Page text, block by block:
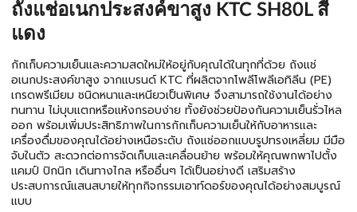
ถังแช่อเนกประสงค์ขาสูง KTC SH80L สี
แดง
กักเก็บความเย็นและความสดใหม่ให้อยู่กับคุณได้ในทุกที่ด้วย ถังแช่
อเนกประสงค์ขาสูง จากแบรนด์ KTC ที่ผลิตจากโพลีโพลีเอทิลีน (PE)
เกรดพรีเมียม ชนิดหนาและเหนียวเป็นพิเศษ จึงสามารถใช้งานได้อย่าง
ทนทาน ไม่บุบแตกหรือแห้งกรอบง่าย ทั้งยังช่วยป้องกันความเย็นรั่วไหล
ออก พร้อมเพิ่มประสิทธิภาพในการกักเก็บความเย็นให้กับอาหารและ
เครื่องดื่มของคุณได้อย่างเหนือระดับ ถังแช่ออกแบบรูปทรงเหลี่ยม มีมือ
จับในตัว สะดวกต่อการจัดเก็บและเคลื่อนย้าย พร้อมให้คุณพกพาไปตั้ง
แคมป์ ปิกนิก เดินทางไกล หรืออื่นๆ ได้เป็นอย่างดี เสริมสร้าง
ประสบการณ์แสนสบายให้ทุกกิจกรรมเอาท์ดอร์ของคุณได้อย่างสมบูรณ์
แบบ